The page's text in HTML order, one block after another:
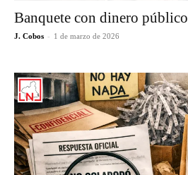
Banquete con dinero público
J. Cobos - 1 de marzo de 2026